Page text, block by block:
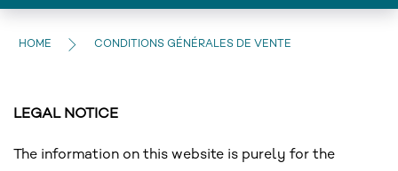
HOME CONDITIONS GÉNÉRALES DE VENTE
LEGAL NOTICE
The information on this website is purely for the